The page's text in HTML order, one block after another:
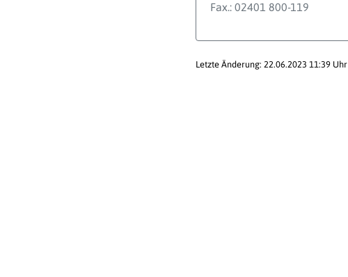
Fax.: 02401 800-119
Letzte Änderung: 22.06.2023 11:39 Uhr